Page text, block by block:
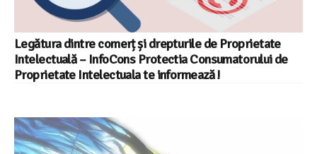
Legătura dintre comerț și drepturile de Proprietate
Intelectuală – InfoCons Protectia Consumatorului de
Proprietate Intelectuala te informează !